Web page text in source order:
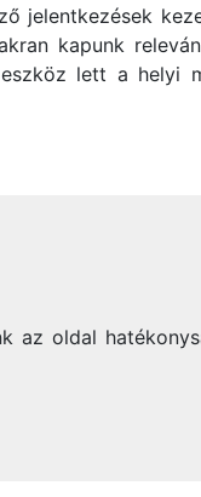
jelentkezések
kapunk
lett a helyi
az oldal